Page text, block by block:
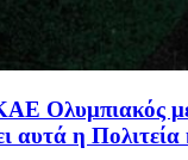
Ολυμπιακός
αυτά η Πολιτεία